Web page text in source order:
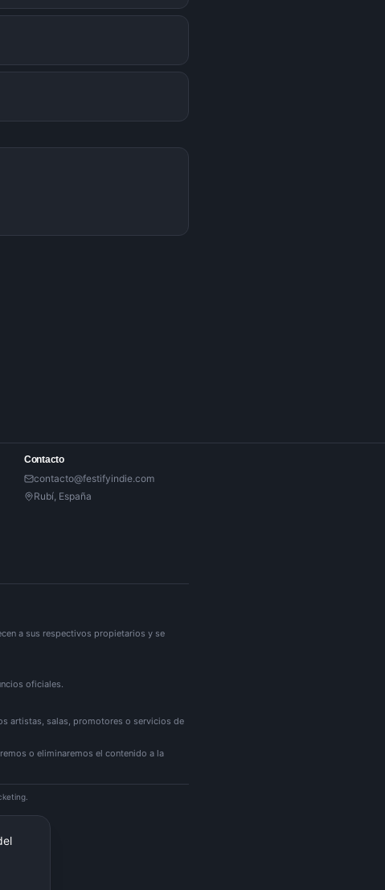
Contacto
contacto@festifyindie.com
Rubí, España
a sus respectivos propietarios y se
oficiales.
artistas, salas, promotores o servicios de
o eliminaremos el contenido a la